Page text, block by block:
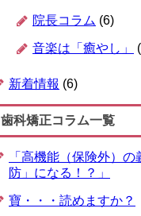
院長コラム (6)
音楽は「癒やし」
新着情報 (6)
歯科矯正コラム一覧
「高機能（保険外）
防」になる！？」
寶・・・読めますか？